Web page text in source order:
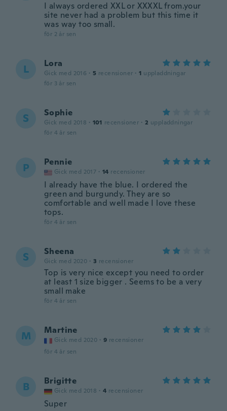
I always ordered XXL or XXXXL from.your
site never had a problem but this time it
was way too small.
för 2 år sen
L Lora
Gick med 2016 · 5 recensioner · 1 uppladdningar
för 3 år sen
S Sophie
Gick med 2018 · 101 recensioner · 2 uppladdningar
för 4 år sen
P Pennie
Gick med 2017 · 14 recensioner
I already have the blue. I ordered the
green and burgundy. They are so
comfortable and well made I love these
tops.
för 4 år sen
S Sheena
Gick med 2020 · 3 recensioner
Top is very nice except you need to order
at least 1 size bigger . Seems to be a very
small make
för 4 år sen
M Martine
Gick med 2020 · 9 recensioner
för 4 år sen
B Brigitte
Gick med 2018 · 4 recensioner
Super